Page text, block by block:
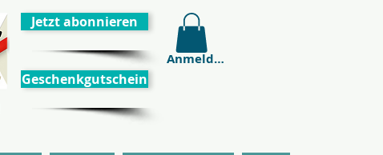
Jetzt abonnieren
Geschenkgutschein
Anmelden